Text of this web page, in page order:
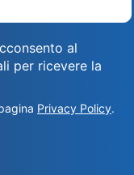
al
per ricevere la
Privacy Policy.